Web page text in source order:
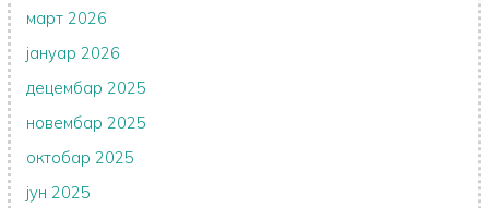
март 2026
јануар 2026
децембар 2025
новембар 2025
октобар 2025
јун 2025